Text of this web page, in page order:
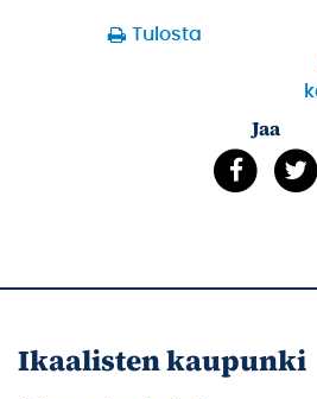
Tulosta
Jaa
Ikaalisten kaupunki